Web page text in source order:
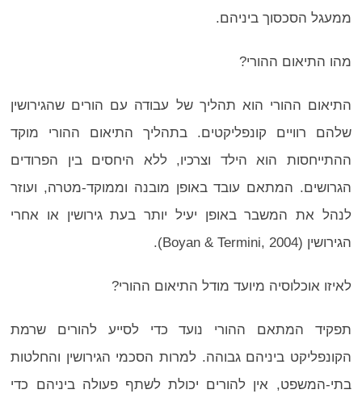
ממעגל הסכסוך ביניהם.
מהו התיאום ההורי?
התיאום ההורי הוא תהליך של עבודה עם הורים שהגירושין
שלהם רוויים קונפליקטים. בתהליך התיאום ההורי מוקד
ההתייחסות הוא הילד וצרכיו, ללא היחסים בין הפרודים
הגרושים. המתאם עובד באופן מובנה וממוקד-מטרה, ועוזר
לנהל את המשבר באופן יעיל יותר בעת גירושין או אחרי
הגירושין (Boyan & Termini, 2004).
לאיזו אוכלוסיה מיועד מודל התיאום ההורי?
תפקיד המתאם ההורי נועד כדי לסייע להורים שרמת
הקונפליקט ביניהם גבוהה. למרות הסכמי הגירושין והחלטות
בתי-המשפט, אין להורים יכולת לשתף פעולה ביניהם כדי